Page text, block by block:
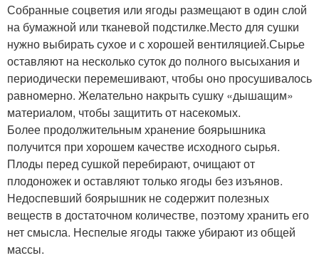
Собранные соцветия или ягоды размещают в один слой
на бумажной или тканевой подстилке.Место для сушки
нужно выбирать сухое и с хорошей вентиляцией.Сырье
оставляют на несколько суток до полного высыхания и
периодически перемешивают, чтобы оно просушивалось
равномерно. Желательно накрыть сушку «дышащим»
материалом, чтобы защитить от насекомых.
Более продолжительным хранение боярышника
получится при хорошем качестве исходного сырья.
Плоды перед сушкой перебирают, очищают от
плодоножек и оставляют только ягоды без изъянов.
Недоспевший боярышник не содержит полезных
веществ в достаточном количестве, поэтому хранить его
нет смысла. Неспелые ягоды также убирают из общей
массы.